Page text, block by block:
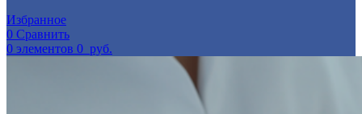
Избранное
0 Сравнить
0 элементов 0 руб.